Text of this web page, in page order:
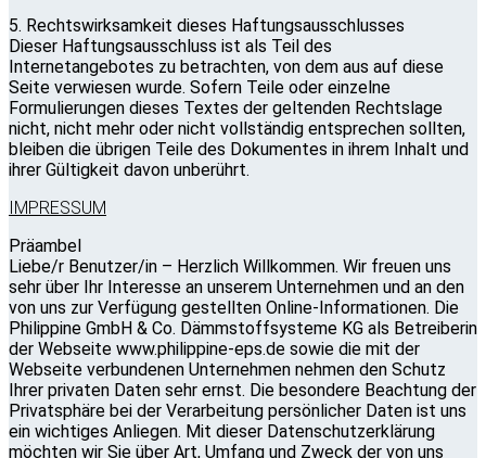
5. Rechtswirksamkeit dieses Haftungsausschlusses
Dieser Haftungsausschluss ist als Teil des
Internetangebotes zu betrachten, von dem aus auf diese
Seite verwiesen wurde. Sofern Teile oder einzelne
Formulierungen dieses Textes der geltenden Rechtslage
nicht, nicht mehr oder nicht vollständig entsprechen sollten,
bleiben die übrigen Teile des Dokumentes in ihrem Inhalt und
ihrer Gültigkeit davon unberührt.
IMPRESSUM
Präambel
Liebe/r Benutzer/in – Herzlich Willkommen. Wir freuen uns
sehr über Ihr Interesse an unserem Unternehmen und an den
von uns zur Verfügung gestellten Online-Informationen. Die
Philippine GmbH & Co. Dämmstoffsysteme KG als Betreiberin
der Webseite www.philippine-eps.de sowie die mit der
Webseite verbundenen Unternehmen nehmen den Schutz
Ihrer privaten Daten sehr ernst. Die besondere Beachtung der
Privatsphäre bei der Verarbeitung persönlicher Daten ist uns
ein wichtiges Anliegen. Mit dieser Datenschutzerklärung
möchten wir Sie über Art, Umfang und Zweck der von uns